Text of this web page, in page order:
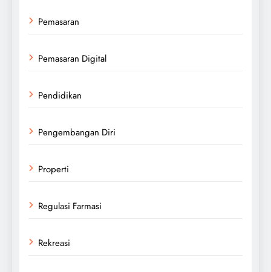
Pemasaran
Pemasaran Digital
Pendidikan
Pengembangan Diri
Properti
Regulasi Farmasi
Rekreasi